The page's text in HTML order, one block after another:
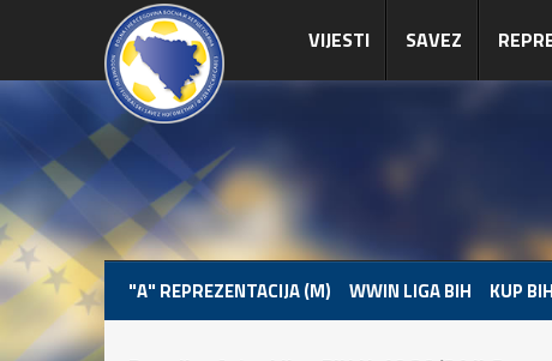
VIJESTI SAVEZ
"A" REPREZENTACIJA (M) WWIN LIGA BIH KUP